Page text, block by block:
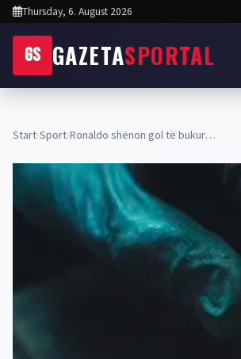
Thursday, 6. August 2026
GS GAZETASPORTAL
Start›Sport›Ronaldo shënon gol të bukur…